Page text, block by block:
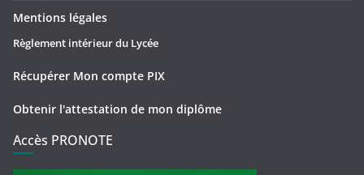
Mentions légales
Règlement intérieur du Lycée
Récupérer Mon compte PIX
Obtenir l'attestation de mon diplôme
Accès PRONOTE